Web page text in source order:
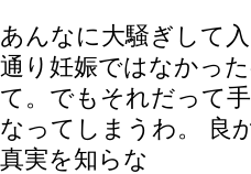
あんなに大騒ぎして
通り妊娠ではなかっ
て。でもそれだって
なってしまうわ。 良
真実を知らな